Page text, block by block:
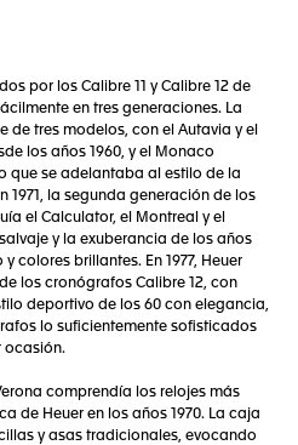
por los Calibre 11 y Calibre 12 de
en tres generaciones. La
de tres modelos, con el Autavia y el
los años 1960, y el Monaco
que se adelantaba al estilo de la
1971, la segunda generación de los
el Calculator, el Montreal y el
y la exuberancia de los años
colores brillantes. En 1977, Heuer
los cronógrafos Calibre 12, con
deportivo de los 60 con elegancia,
lo suficientemente sofisticados
ocasión.
comprendía los relojes más
de Heuer en los años 1970. La caja
y asas tradicionales, evocando